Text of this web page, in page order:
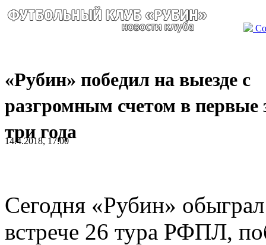
«Рубин» победил на выезде с
разгромным счетом в первые
три года
14.4.2018, 17:00
Сегодня «Рубин»
встрече 26 тура РФПЛ,